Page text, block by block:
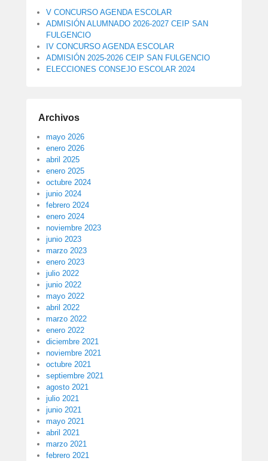
V CONCURSO AGENDA ESCOLAR
ADMISIÓN ALUMNADO 2026-2027 CEIP SAN
FULGENCIO
IV CONCURSO AGENDA ESCOLAR
ADMISIÓN 2025-2026 CEIP SAN FULGENCIO
ELECCIONES CONSEJO ESCOLAR 2024
Archivos
mayo 2026
enero 2026
abril 2025
enero 2025
octubre 2024
junio 2024
febrero 2024
enero 2024
noviembre 2023
junio 2023
marzo 2023
enero 2023
julio 2022
junio 2022
mayo 2022
abril 2022
marzo 2022
enero 2022
diciembre 2021
noviembre 2021
octubre 2021
septiembre 2021
agosto 2021
julio 2021
junio 2021
mayo 2021
abril 2021
marzo 2021
febrero 2021